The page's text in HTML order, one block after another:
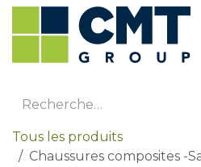
Se rendre au contenu
Tous les produits
Chaussures composites -